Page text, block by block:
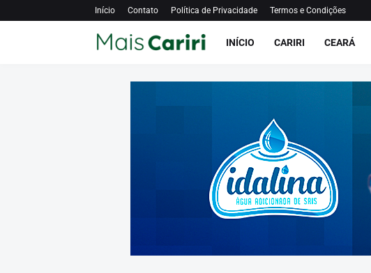
Início Contato Política de Privacidade Termos e Condições
INÍCIO CARIRI CEARÁ